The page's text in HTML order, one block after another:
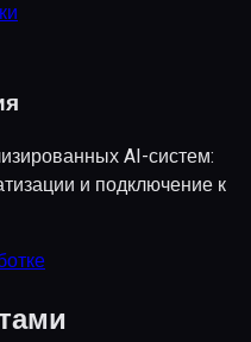
AI-систем:
и подключение к